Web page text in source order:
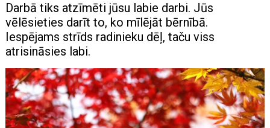
Darbā tiks atzīmēti jūsu labie darbi. Jūs
vēlēsieties darīt to, ko mīlējāt bērnībā.
Iespējams strīds radinieku dēļ, taču viss
atrisināsies labi.